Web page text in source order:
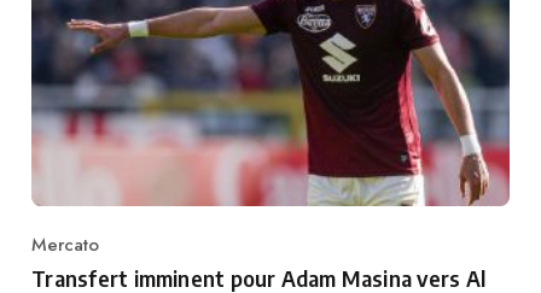
Category
Mercato
Transfert imminent pour Adam Masina vers Al